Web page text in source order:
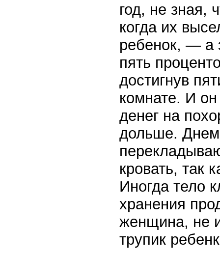
год, не зная,
когда их
ребенок, — а
пять
достигнув
комнате. И
денег на
дольше. Днем
кровать, так
Иногда тело
хранения
женщина, не
трупик